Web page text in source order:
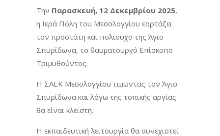
Την Παρασκευή, 12 Δεκεμβρίου 2025,
η Ιερά Πόλη του Μεσολογγίου εορτάζει
τον προστάτη και πολιούχο της Άγιο
Σπυρίδωνα, το θαυματουργό Επίσκοπο
Τριμυθούντος.
Η ΣΑΕΚ Μεσολογγίου τιμώντας τον Άγιο
Σπυρίδωνα και λόγω της τοπικής αργίας
θα είναι κλειστή.
Η εκπαιδευτική λειτουργία θα συνεχιστεί